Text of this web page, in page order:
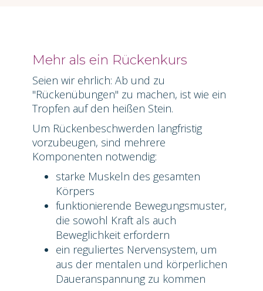
Mehr als ein Rückenkurs
Seien wir ehrlich: Ab und zu
"Rückenübungen" zu machen, ist wie ein
Tropfen auf den heißen Stein.
Um Rückenbeschwerden langfristig
vorzubeugen, sind mehrere
Komponenten notwendig:
starke Muskeln des gesamten
Körpers
funktionierende Bewegungsmuster,
die sowohl Kraft als auch
Beweglichkeit erfordern
ein reguliertes Nervensystem, um
aus der mentalen und körperlichen
Daueranspannung zu kommen